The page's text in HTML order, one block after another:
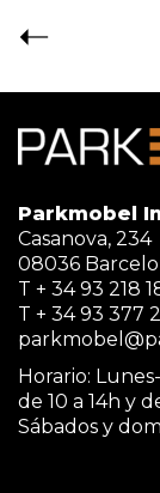
Parkmobel
Casanova, 234
08036
T + 34 93 218
T + 34 93 377
Horario:
de 10 a 14h y
Sábados y